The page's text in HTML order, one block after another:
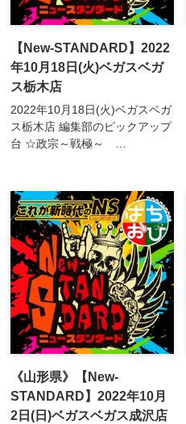
【New-STANDARD】2022
年10月18日(火)ベガスベガ
ス栃木店
2022年10月18日(火)ベガスベガ
ス栃木店 編集部のピックアップ
台 ☆政宗～戦極～
725/726/727/728番台☆犬夜
叉 730番台☆黄門...
《山形県》【New-
STANDARD】2022年10月
2日(日)ベガスベガス成沢店